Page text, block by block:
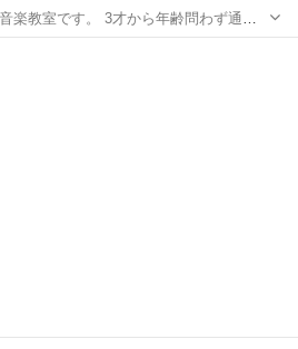
楽教室です。 3才から年齢問わず通っ